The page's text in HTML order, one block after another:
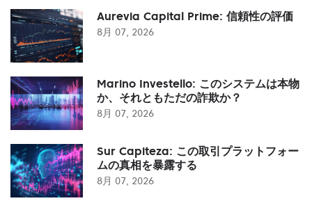
Aurevia Capital Prime: 信頼性の評価
8月 07, 2026
Marino Investello: このシステムは本物
か、それともただの詐欺か？
8月 07, 2026
Sur Capiteza: この取引プラットフォー
ムの真相を暴露する
8月 07, 2026